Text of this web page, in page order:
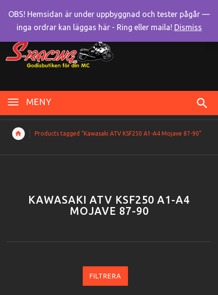
MENY
Products tagged “Kawasaki ATV KSF250 A1-A4 Mojave 87-90”
KAWASAKI ATV KSF250 A1-A4
MOJAVE 87-90
FILTRERA
OBS! Hemsidan är under uppbyggnad och tester pågår —
inga ordrar kan läggas här - Ring eller maila! Dismiss